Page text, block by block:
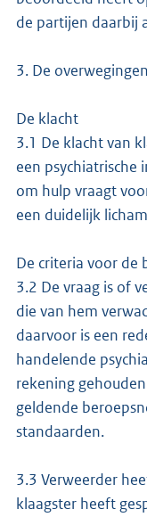
de partijen daarbij
3. De
De klacht
3.1 De klacht van
een psychiatrische
om hulp vraagt
een duidelijk
De criteria voor de
3.2 De vraag is of
die van hem
daarvoor is een
handelende
rekening
geldende
standaarden.
3.3 Verweerder
klaagster heeft